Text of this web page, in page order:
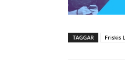
TAGGAR Friskis